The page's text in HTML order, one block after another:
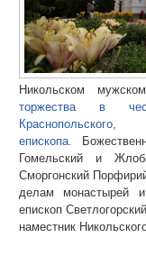
Никольском
торжества в
епископа.
Гомельский и
Сморгонский
делам монастырей и
епископ
наместник